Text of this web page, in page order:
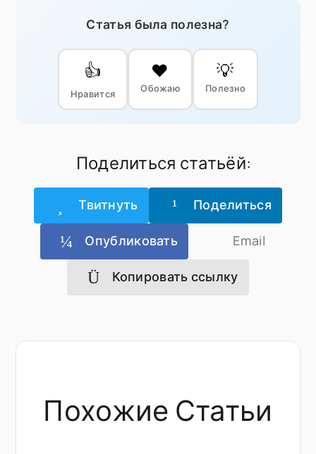
Статья была полезна?
👍
Нравится
❤️
Обожаю
💡
Полезно
Поделиться статьёй:
Твитнуть Поделиться
Опубликовать Email
Копировать ссылку
Похожие Статьи